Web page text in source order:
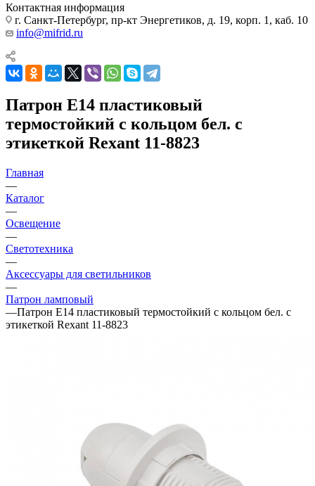
Контактная информация
г. Санкт-Петербург, пр-кт Энергетиков, д. 19, корп. 1, каб. 10
info@mifrid.ru
Патрон E14 пластиковый
термостойкий с кольцом бел. с
этикеткой Rexant 11-8823
Главная
—
Каталог
—
Освещение
—
Светотехника
—
Аксессуары для светильников
—
Патрон ламповый
—Патрон E14 пластиковый термостойкий с кольцом бел. с
этикеткой Rexant 11-8823